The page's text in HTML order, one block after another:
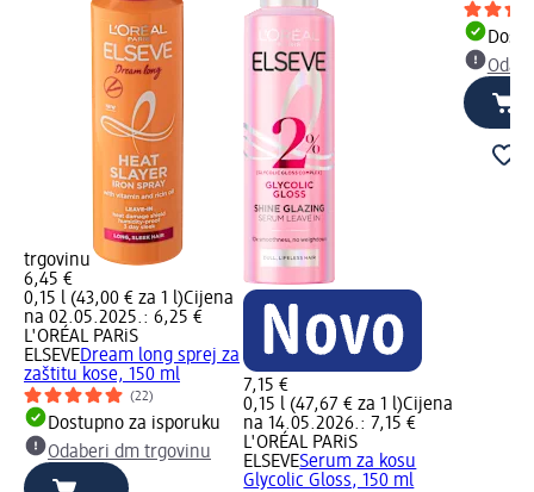
trgovinu
6,45 €
0,15 l (43,00 € za 1 l)Cijena
na 02.05.2025.: 6,25 €
L'ORÉAL PARiS
ELSEVEDream long sprej za
zaštitu kose, 150 ml
(22)
Dostupno za isporuku
Odaberi dm trgovinu
7,15 €
0,15 l (47,67 € za 1 l)Cijena
na 14.05.2026.: 7,15 €
L'ORÉAL PARiS
ELSEVESerum za kosu
Glycolic Gloss, 150 ml